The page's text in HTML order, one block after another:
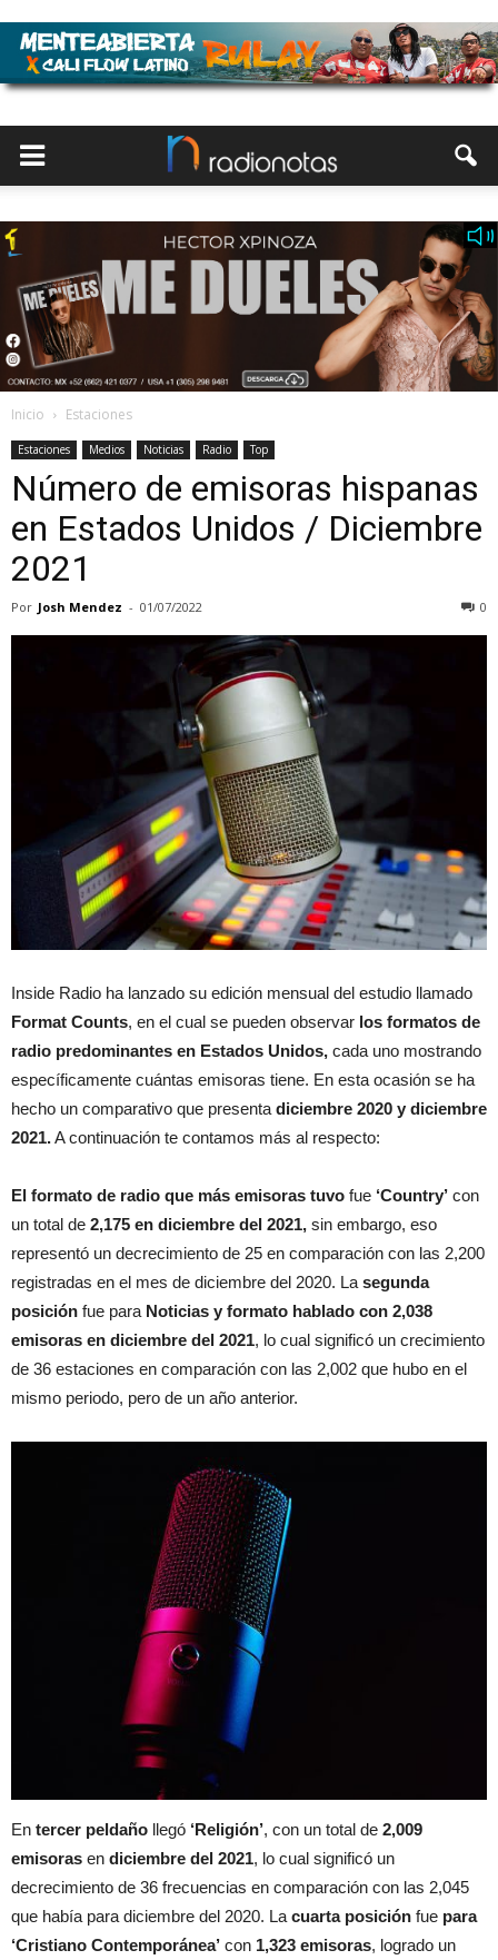
Inicio Estaciones
Estaciones Medios Noticias Radio Top
Número de emisoras hispanas
en Estados Unidos / Diciembre
2021
Por Josh Mendez - 01/07/2022 0
Inside Radio ha lanzado su edición mensual del estudio llamado
Format Counts, en el cual se pueden observar los formatos de
radio predominantes en Estados Unidos, cada uno mostrando
específicamente cuántas emisoras tiene. En esta ocasión se ha
hecho un comparativo que presenta diciembre 2020 y diciembre
2021.A continuación te contamos más al respecto:
El formato de radio que más emisoras tuvo fue ‘Country’ con
un total de 2,175 en diciembre del 2021, sin embargo, eso
representó un decrecimiento de 25 en comparación con las 2,200
registradas en el mes de diciembre del 2020. La segunda
posición fue para Noticias y formato hablado con 2,038
emisoras en diciembre del 2021, lo cual significó un crecimiento
de 36 estaciones en comparación con las 2,002 que hubo en el
mismo periodo, pero de un año anterior.
En tercer peldaño llegó ‘Religión’, con un total de 2,009
emisoras en diciembre del 2021, lo cual significó un
decrecimiento de 36 frecuencias en comparación con las 2,045
que había para diciembre del 2020. La cuarta posición fue para
‘Cristiano Contemporánea’ con 1,323 emisoras, logrado un